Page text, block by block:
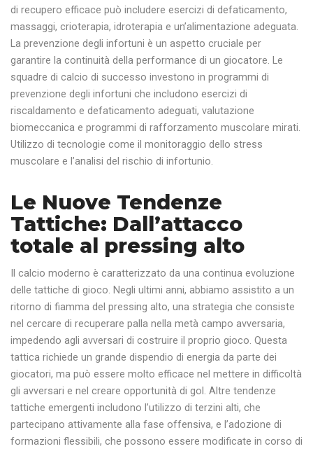
di recupero efficace può includere esercizi di defaticamento,
massaggi, crioterapia, idroterapia e un’alimentazione adeguata.
La prevenzione degli infortuni è un aspetto cruciale per
garantire la continuità della performance di un giocatore. Le
squadre di calcio di successo investono in programmi di
prevenzione degli infortuni che includono esercizi di
riscaldamento e defaticamento adeguati, valutazione
biomeccanica e programmi di rafforzamento muscolare mirati.
Utilizzo di tecnologie come il monitoraggio dello stress
muscolare e l’analisi del rischio di infortunio.
Le Nuove Tendenze
Tattiche: Dall’attacco
totale al pressing alto
Il calcio moderno è caratterizzato da una continua evoluzione
delle tattiche di gioco. Negli ultimi anni, abbiamo assistito a un
ritorno di fiamma del pressing alto, una strategia che consiste
nel cercare di recuperare palla nella metà campo avversaria,
impedendo agli avversari di costruire il proprio gioco. Questa
tattica richiede un grande dispendio di energia da parte dei
giocatori, ma può essere molto efficace nel mettere in difficoltà
gli avversari e nel creare opportunità di gol. Altre tendenze
tattiche emergenti includono l’utilizzo di terzini alti, che
partecipano attivamente alla fase offensiva, e l’adozione di
formazioni flessibili, che possono essere modificate in corso di